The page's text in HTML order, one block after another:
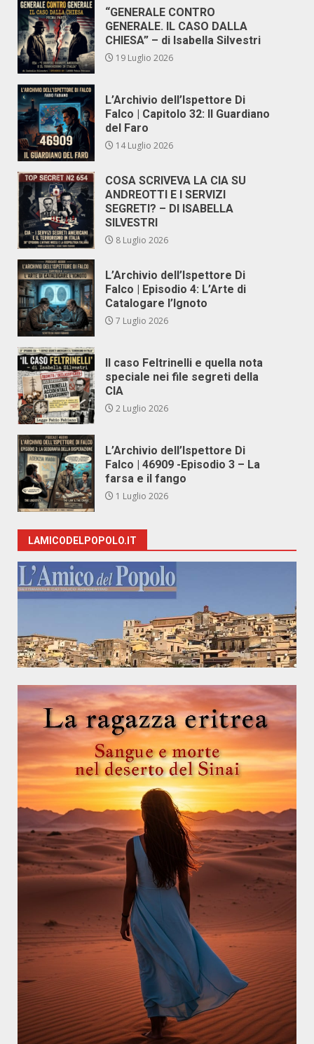
“GENERALE CONTRO
GENERALE. IL CASO DALLA
CHIESA” – di Isabella Silvestri
19 Luglio 2026
L’Archivio dell’Ispettore Di
Falco | Capitolo 32: Il Guardiano
del Faro
14 Luglio 2026
COSA SCRIVEVA LA CIA SU
ANDREOTTI E I SERVIZI
SEGRETI? – DI ISABELLA
SILVESTRI
8 Luglio 2026
L’Archivio dell’Ispettore Di
Falco | Episodio 4: L’Arte di
Catalogare l’Ignoto
7 Luglio 2026
Il caso Feltrinelli e quella nota
speciale nei file segreti della
CIA
2 Luglio 2026
L’Archivio dell’Ispettore Di
Falco | 46909 -Episodio 3 – La
farsa e il fango
1 Luglio 2026
LAMICODELPOPOLO.IT